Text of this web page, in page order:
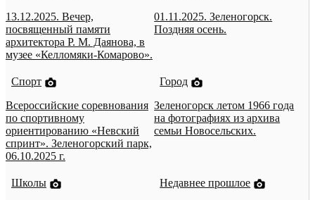
13.12.2025. Вечер,
посвященный памяти
архитектора Р. М. Даянова, в
музее «Келломяки-Комарово».
01.11.2025. Зеленогорск.
Поздняя осень.
Спорт
Всероссийские соревнования
по спортивному
ориентированию «Невский
спринт». Зеленогорский парк,
06.10.2025 г.
Город
Зеленогорск летом 1966 года
на фотографиях из архива
семьи Новосельских.
Школы
Недавнее прошлое